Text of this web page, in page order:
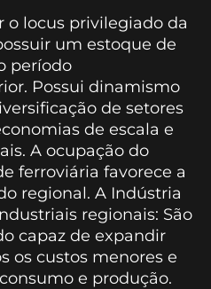
o locus privilegiado da
um estoque de
período
Possui dinamismo
de setores
de escala e
A ocupação do
ferroviária favorece a
regional. A Indústria
regionais: São
capaz de expandir
os custos menores e
e produção.